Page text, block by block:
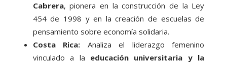
Cabrera, pionera en la construcción de la Ley
454 de 1998 y en la creación de escuelas de
pensamiento sobre economía solidaria.
Costa Rica: Analiza el liderazgo femenino
vinculado a la educación universitaria y la